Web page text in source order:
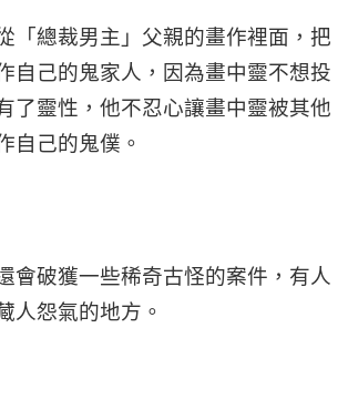
「總裁男主」父親的畫作裡面，把
自己的鬼家人，因為畫中靈不想投
了靈性，他不忍心讓畫中靈被其他
自己的鬼僕。
會破獲一些稀奇古怪的案件，有人
人怨氣的地方。